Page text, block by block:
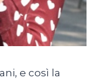
e così la